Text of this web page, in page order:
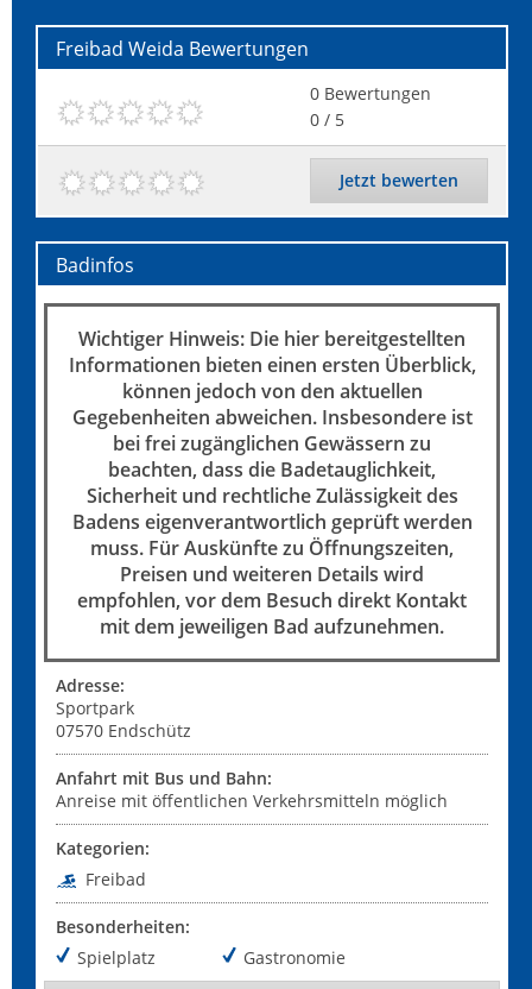
Freibad Weida Bewertungen
0 Bewertungen
0 / 5
Jetzt bewerten
Badinfos
Wichtiger Hinweis: Die hier bereitgestellten
Informationen bieten einen ersten Überblick,
können jedoch von den aktuellen
Gegebenheiten abweichen. Insbesondere ist
bei frei zugänglichen Gewässern zu
beachten, dass die Badetauglichkeit,
Sicherheit und rechtliche Zulässigkeit des
Badens eigenverantwortlich geprüft werden
muss. Für Auskünfte zu Öffnungszeiten,
Preisen und weiteren Details wird
empfohlen, vor dem Besuch direkt Kontakt
mit dem jeweiligen Bad aufzunehmen.
Adresse:
Sportpark
07570 Endschütz
Anfahrt mit Bus und Bahn:
Anreise mit öffentlichen Verkehrsmitteln möglich
Kategorien:
Freibad
Besonderheiten:
Spielplatz
Gastronomie